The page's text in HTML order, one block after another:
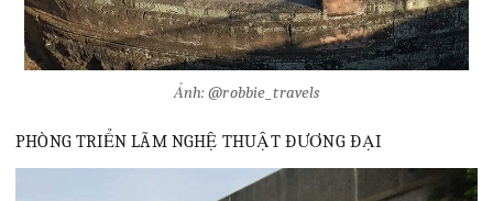
Ảnh: @robbie_travels
PHÒNG TRIỂN LÃM NGHỆ THUẬT ĐƯƠNG ĐẠI